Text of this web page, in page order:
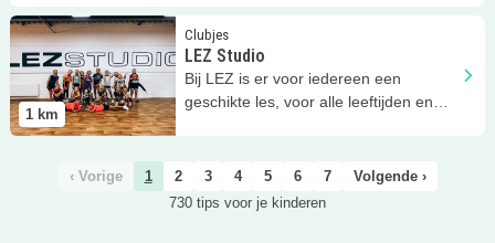
1 km
Clubjes
LEZ Studio
Bij LEZ is er voor iedereen een
geschikte les, voor alle leeftijden en
Lees meer LEZ Studio
‹ Vorige 1 2 3 4 5 6 7
Volgende ›
730 tips voor je kinderen